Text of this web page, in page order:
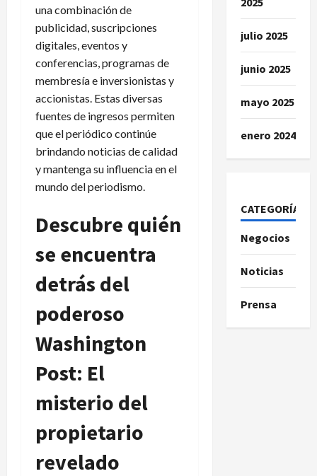
una combinación de
publicidad, suscripciones
digitales, eventos y
conferencias, programas de
membresía e inversionistas y
accionistas. Estas diversas
fuentes de ingresos permiten
que el periódico continúe
brindando noticias de calidad
y mantenga su influencia en el
mundo del periodismo.
Descubre quién
se encuentra
detrás del
poderoso
Washington
Post: El
misterio del
propietario
revelado
julio 2025
junio 2025
mayo 2025
enero 2024
CATEGORÍAS
Negocios
Noticias
Prensa